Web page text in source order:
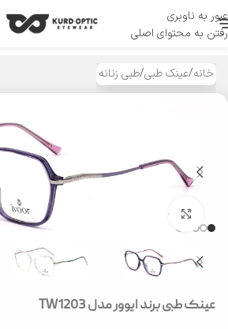
عبور به ناوبری
رفتن به محتوای اصلی
منو
خانه/عینک طبی/طبی زنانه
بزرگنمایی تصویر
عینک طبی برند ایوور مدل TW1203